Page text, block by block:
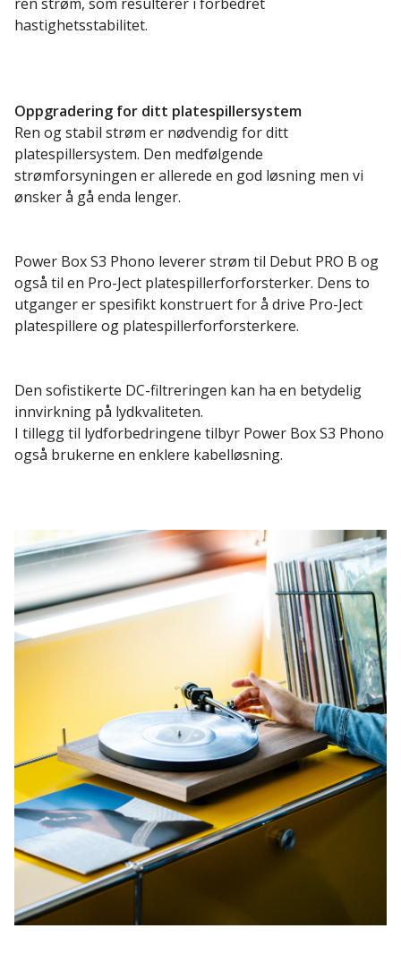
hastighetsstabilitet.
Oppgradering for ditt platespillersystem
Ren og stabil strøm er nødvendig for ditt
platespillersystem. Den medfølgende
strømforsyningen er allerede en god løsning men vi
ønsker å gå enda lenger.
Power Box S3 Phono leverer strøm til Debut PRO B og
også til en Pro-Ject platespillerforforsterker. Dens to
utganger er spesifikt konstruert for å drive Pro-Ject
platespillere og platespillerforforsterkere.
Den sofistikerte DC-filtreringen kan ha en betydelig
innvirkning på lydkvaliteten.
I tillegg til lydforbedringene tilbyr Power Box S3 Phono
også brukerne en enklere kabelløsning.